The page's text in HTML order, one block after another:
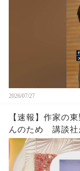
2026/07/27
【速報】作家の
んのため 講談社